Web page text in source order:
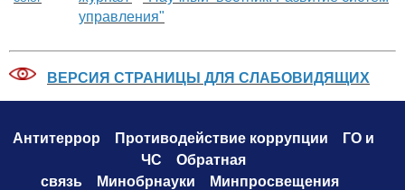
управления"
ВЕРСИЯ СТРАНИЦЫ ДЛЯ СЛАБОВИДЯЩИХ
Антитеррор Противодействие коррупции
ГО и
ЧС
Обратная
связь
Минобрнауки Минпросвещения